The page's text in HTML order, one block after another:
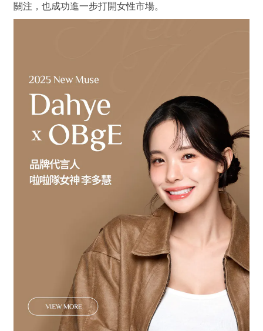
關注，也成功進一步打開女性市場。